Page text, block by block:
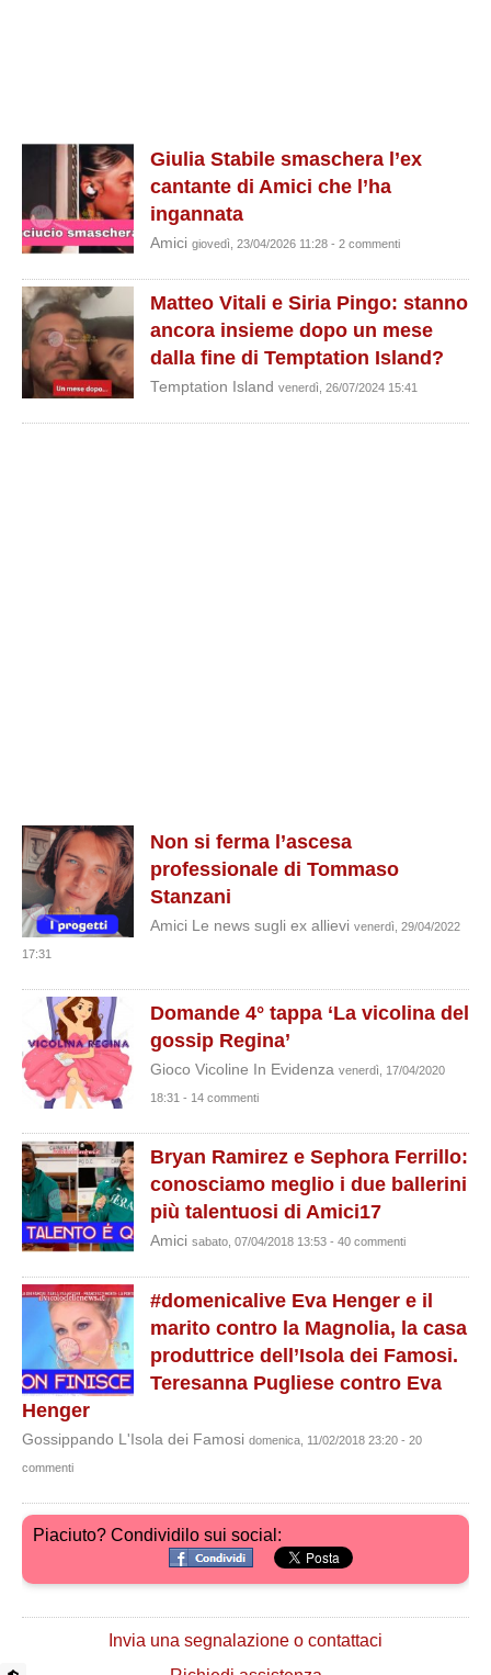
Giulia Stabile smaschera l’ex
cantante di Amici che l’ha
ingannata
Amici giovedì, 23/04/2026 11:28 - 2 commenti
Matteo Vitali e Siria Pingo: stanno
ancora insieme dopo un mese
dalla fine di Temptation Island?
Temptation Island venerdì, 26/07/2024 15:41
Non si ferma l’ascesa
professionale di Tommaso
Stanzani
Amici Le news sugli ex allievi venerdì, 29/04/2022
17:31
Domande 4° tappa ‘La vicolina del
gossip Regina’
Gioco Vicoline In Evidenza venerdì, 17/04/2020
18:31 - 14 commenti
Bryan Ramirez e Sephora Ferrillo:
conosciamo meglio i due ballerini
più talentuosi di Amici17
Amici sabato, 07/04/2018 13:53 - 40 commenti
#domenicalive Eva Henger e il
marito contro la Magnolia, la casa
produttrice dell’Isola dei Famosi.
Teresanna Pugliese contro Eva
Henger
Gossippando L'Isola dei Famosi domenica, 11/02/2018 23:20 - 20
commenti
Piaciuto? Condividilo sui social:
Invia una segnalazione o contattaci